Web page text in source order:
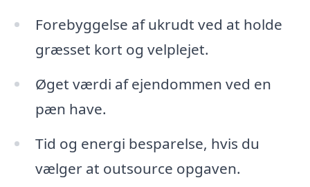
Forebyggelse af ukrudt ved at holde
græsset kort og velplejet.
Øget værdi af ejendommen ved en
pæn have.
Tid og energi besparelse, hvis du
vælger at outsource opgaven.